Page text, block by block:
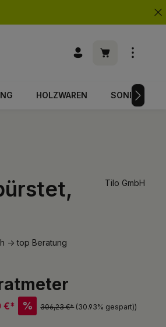
Warenkorb
HOLZWAREN
Tilo GmbH
-> top Beratung
€* % 306,23 €* (30.93% gespart))